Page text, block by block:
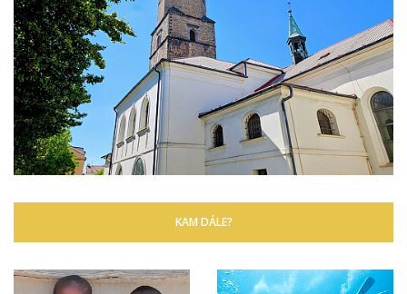
KAM DÁLE?